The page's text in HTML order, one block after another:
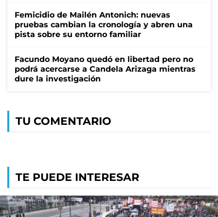
Femicidio de Mailén Antonich: nuevas
pruebas cambian la cronología y abren una
pista sobre su entorno familiar
Facundo Moyano quedó en libertad pero no
podrá acercarse a Candela Arizaga mientras
dure la investigación
TU COMENTARIO
TE PUEDE INTERESAR